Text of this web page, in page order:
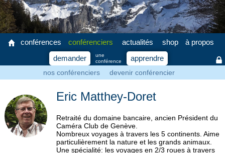
conférences conférenciers
nos conférenciers devenir conférencier
actualités shop
à propos
demander
une
conférence
apprendre
Eric Matthey-Doret
Retraité du domaine bancaire, ancien Président du
Caméra Club de Genève.
Nombreux voyages à travers les 5 continents. Aime
particulièrement la nature et les grands animaux.
Une spécialité: les voyages en 2/3 roues à travers